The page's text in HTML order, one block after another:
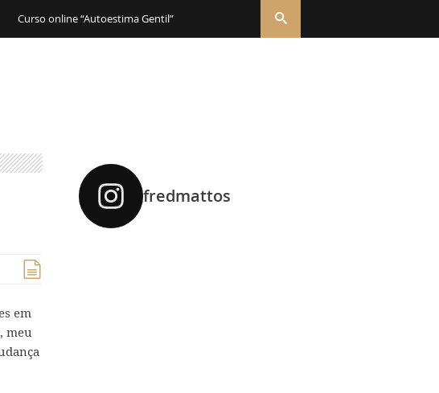
Curso online “Autoestima Gentil”
em
meu
fredmattos